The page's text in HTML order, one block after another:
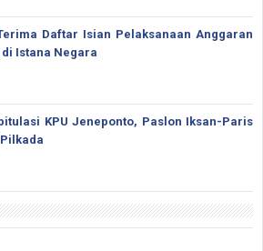
Daftar Isian Pelaksanaan Anggaran
di Istana Negara
KPU Jeneponto, Paslon Iksan-Paris